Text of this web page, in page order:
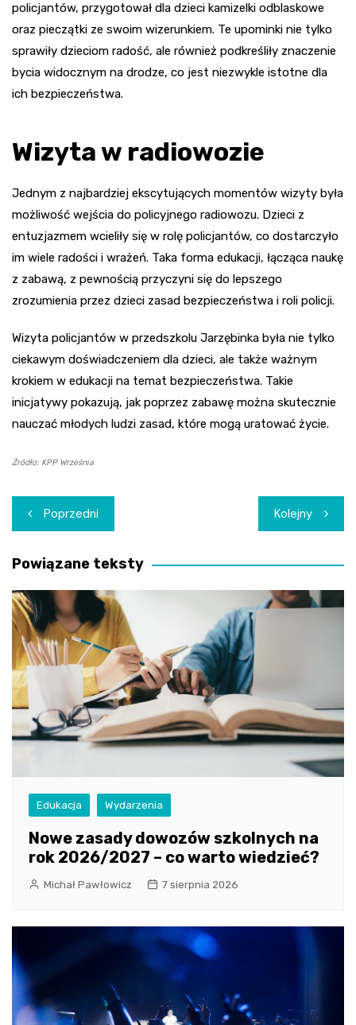
policjantów, przygotował dla dzieci kamizelki odblaskowe
oraz pieczątki ze swoim wizerunkiem. Te upominki nie tylko
sprawiły dzieciom radość, ale również podkreśliły znaczenie
bycia widocznym na drodze, co jest niezwykle istotne dla
ich bezpieczeństwa.
Wizyta w radiowozie
Jednym z najbardziej ekscytujących momentów wizyty była
możliwość wejścia do policyjnego radiowozu. Dzieci z
entuzjazmem wcieliły się w rolę policjantów, co dostarczyło
im wiele radości i wrażeń. Taka forma edukacji, łącząca naukę
z zabawą, z pewnością przyczyni się do lepszego
zrozumienia przez dzieci zasad bezpieczeństwa i roli policji.
Wizyta policjantów w przedszkolu Jarzębinka była nie tylko
ciekawym doświadczeniem dla dzieci, ale także ważnym
krokiem w edukacji na temat bezpieczeństwa. Takie
inicjatywy pokazują, jak poprzez zabawę można skutecznie
nauczać młodych ludzi zasad, które mogą uratować życie.
Źródło: KPP Września
Nawigacja
wpisu
Poprzedni Kolejny
Powiązane teksty
Edukacja Wydarzenia
Nowe zasady dowozów szkolnych na
rok 2026/2027 – co warto wiedzieć?
Michał Pawłowicz 7 sierpnia 2026